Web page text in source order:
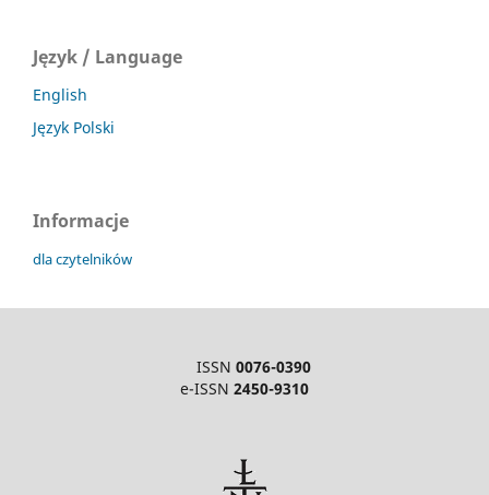
Język / Language
English
Język Polski
Informacje
dla czytelników
ISSN 0076-0390
e-ISSN 2450-9310